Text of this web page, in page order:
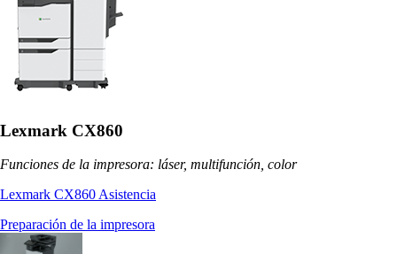
Lexmark CX860
Funciones de la impresora: láser, multifunción, color
Lexmark CX860 Asistencia
Preparación de la impresora